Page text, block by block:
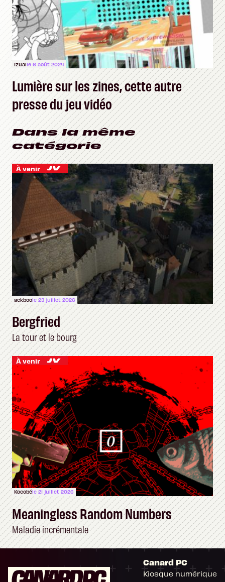
Izualle 6 août 2024
Lumière sur les zines, cette autre
presse du jeu vidéo
Dans la même
catégorie
À venir
ackboole 23 juillet 2026
Bergfried
La tour et le bourg
À venir
Kocobéle 21 juillet 2026
Meaningless Random Numbers
Maladie incrémentale
Canard PC
Kiosque numérique